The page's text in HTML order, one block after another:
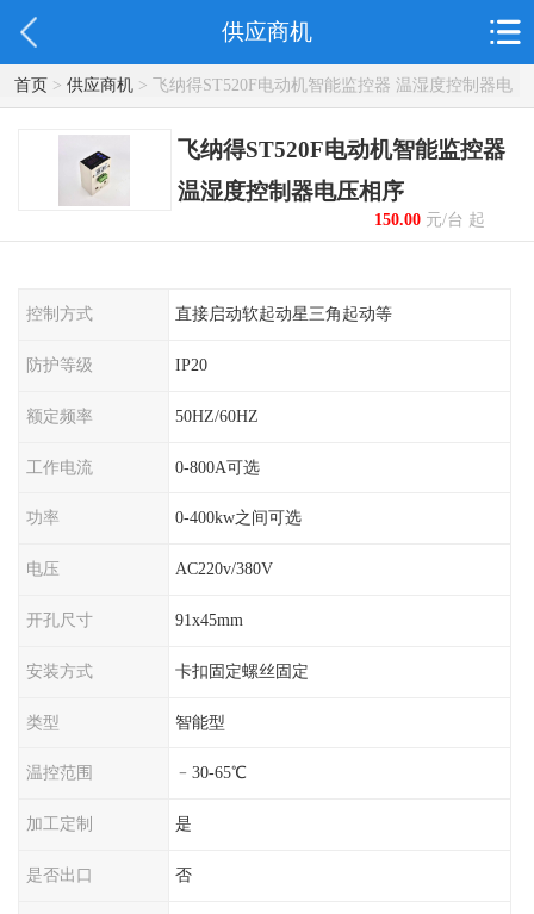
供应商机
首页> 供应商机> 飞纳得ST520F电动机智能监控器 温湿度控制器电
压相序
飞纳得ST520F电动机智能监控器
温湿度控制器电压相序
150.00元/台 起
控制方式 直接启动软起动星三角起动等
防护等级 IP20
额定频率 50HZ/60HZ
工作电流 0-800A可选
功率 0-400kw之间可选
电压 AC220v/380V
开孔尺寸 91x45mm
安装方式 卡扣固定螺丝固定
类型 智能型
温控范围 ﹣30-65℃
加工定制 是
是否出口 否